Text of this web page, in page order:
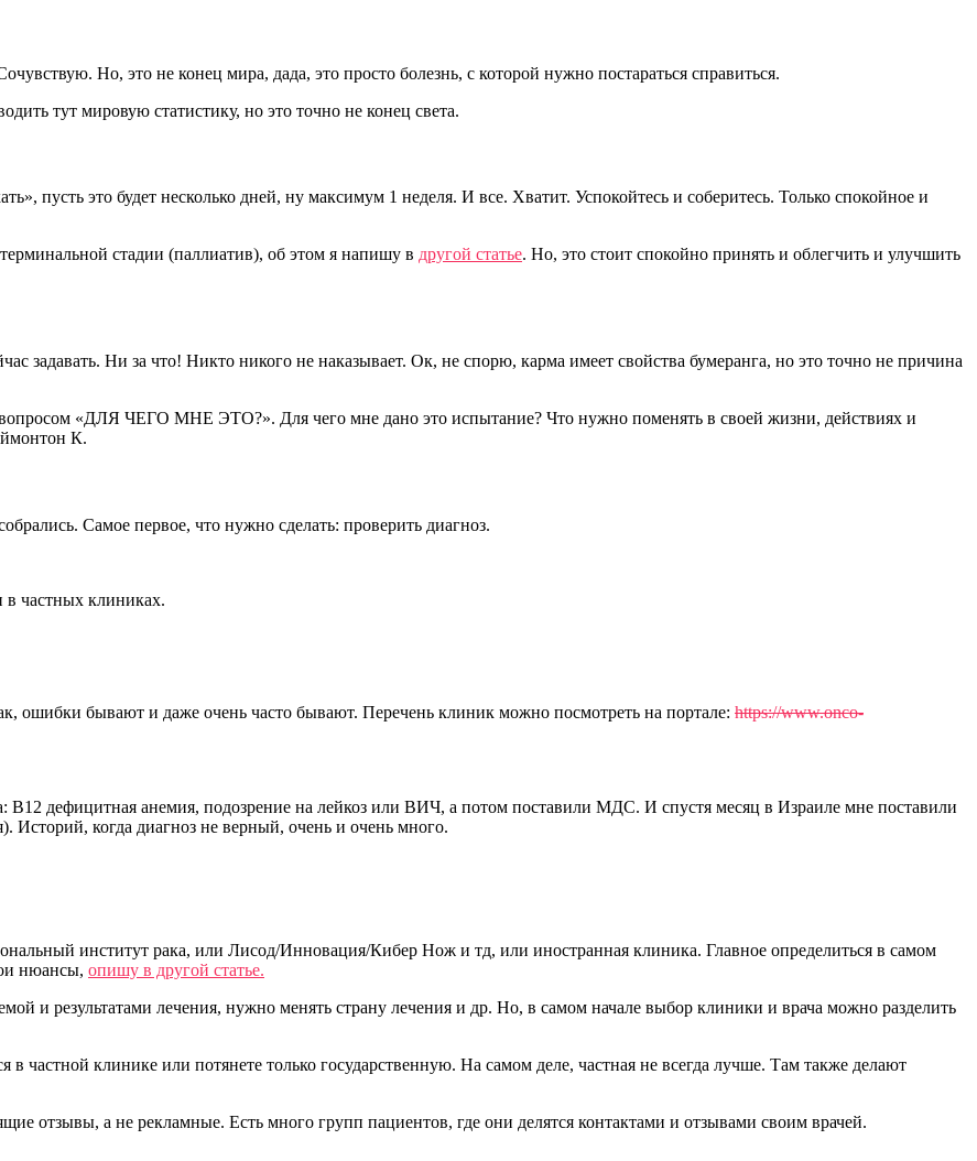
Но, это не конец мира, дада, это просто болезнь, с которой нужно постараться справиться.
тут мировую статистику, но это точно не конец света.
пусть это будет несколько дней, ну максимум 1 неделя. И все. Хватит. Успокойтесь и соберитесь. Только спокойное и
стадии (паллиатив), об этом я напишу в другой статье. Но, это стоит спокойно принять и облегчить и улучшить
задавать. Ни за что! Никто никого не наказывает. Ок, не спорю, карма имеет свойства бумеранга, но это точно не причина
вопросом «ДЛЯ ЧЕГО МНЕ ЭТО?». Для чего мне дано это испытание? Что нужно поменять в своей жизни, действиях и
К.
Самое первое, что нужно сделать: проверить диагноз.
в частных клиниках.
ошибки бывают и даже очень часто бывают. Перечень клиник можно посмотреть на портале: https://www.onco-
В12 дефицитная анемия, подозрение на лейкоз или ВИЧ, а потом поставили МДС. И спустя месяц в Израиле мне поставили
Историй, когда диагноз не верный, очень и очень много.
институт рака, или Лисод/Инновация/Кибер Нож и тд, или иностранная клиника. Главное определиться в самом
нюансы, опишу в другой статье.
и результатами лечения, нужно менять страну лечения и др. Но, в самом начале выбор клиники и врача можно разделить
частной клинике или потянете только государственную. На самом деле, частная не всегда лучше. Там также делают
отзывы, а не рекламные. Есть много групп пациентов, где они делятся контактами и отзывами своим врачей.